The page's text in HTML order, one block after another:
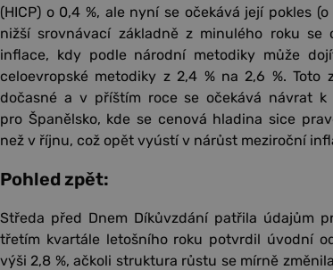
(HICP) o 0,4 %, ale nyní se očekává její pokles
nižší srovnávací základně z minulého roku se
inflace, kdy podle národní metodiky může
celoevropské metodiky z 2,4 % na 2,6 %.
dočasné a v příštím roce se očekává návrat
pro Španělsko, kde se cenová hladina sice
než v říjnu, což opět vyústí v nárůst meziroční
Pohled zpět:
Středa před Dnem Díkůvzdání patřila údajům
třetím kvartále letošního roku potvrdil úvodní
výši 2,8 %, ačkoli struktura růstu se mírně